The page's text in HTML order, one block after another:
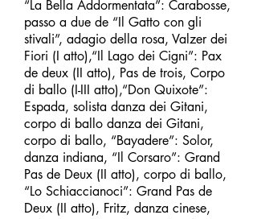
“La Bella Addormentata”: Carabosse,
passo a due de “Il Gatto con gli
stivali”, adagio della rosa, Valzer dei
Fiori (I atto),“Il Lago dei Cigni”: Pax
de deux (II atto), Pas de trois, Corpo
di ballo (I-III atto),“Don Quixote”:
Espada, solista danza dei Gitani,
corpo di ballo danza dei Gitani,
corpo di ballo, “Bayadere”: Solor,
danza indiana, “Il Corsaro”: Grand
Pas de Deux (II atto), corpo di ballo,
“Lo Schiaccianoci”: Grand Pas de
Deux (II atto), Fritz, danza cinese,